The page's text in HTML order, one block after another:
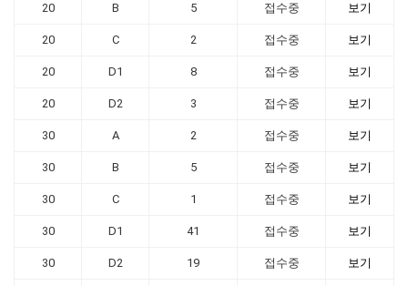
20 B 5 접수중 보기
20 C 2 접수중 보기
20 D1 8 접수중 보기
20 D2 3 접수중 보기
30 A 2 접수중 보기
30 B 5 접수중 보기
30 C 1 접수중 보기
30 D1 41 접수중 보기
30 D2 19 접수중 보기